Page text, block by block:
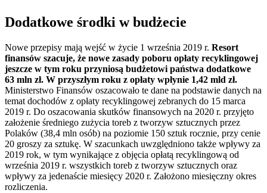
Dodatkowe środki w budżecie
Nowe przepisy mają wejść w życie 1 września 2019 r. Resort
finansów szacuje, że nowe zasady poboru opłaty recyklingowej
jeszcze w tym roku przyniosą budżetowi państwa dodatkowe
63 mln zł. W przyszłym roku z opłaty wpłynie 1,42 mld zł.
Ministerstwo Finansów oszacowało te dane na podstawie danych na
temat dochodów z opłaty recyklingowej zebranych do 15 marca
2019 r. Do oszacowania skutków finansowych na 2020 r. przyjęto
założenie średniego zużycia toreb z tworzyw sztucznych przez
Polaków (38,4 mln osób) na poziomie 150 sztuk rocznie, przy cenie
20 groszy za sztukę. W szacunkach uwzględniono także wpływy za
2019 rok, w tym wynikające z objęcia opłatą recyklingową od
września 2019 r. wszystkich toreb z tworzyw sztucznych oraz
wpływy za jedenaście miesięcy 2020 r. Założono miesięczny okres
rozliczenia.